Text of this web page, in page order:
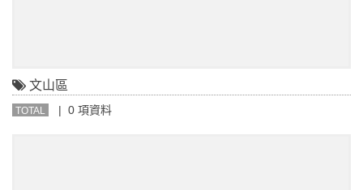
文山區
TOTAL | 0 項資料